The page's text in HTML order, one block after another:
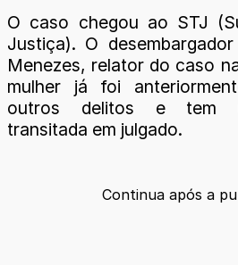
O caso chegou ao STJ
Justiça). O
Menezes, relator do caso
mulher já foi
outros delitos e tem
transitada em julgado.
Continua após a